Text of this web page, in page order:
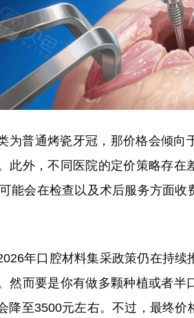
为普通烤瓷牙冠，那价格会倾
此外，不同医院的定价策略存
能会在检查以及术后服务方面
年口腔材料集采政策仍在持
然而要是你有做多颗种植或者半
降至3500元左右。不过，最终价